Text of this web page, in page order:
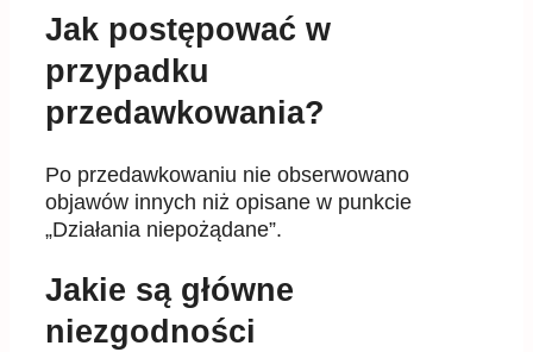
Jak postępować w
przypadku
przedawkowania?
Po przedawkowaniu nie obserwowano
objawów innych niż opisane w punkcie
„Działania niepożądane”.
Jakie są główne
niezgodności